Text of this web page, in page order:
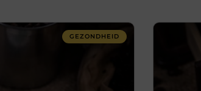
GEZONDHEID